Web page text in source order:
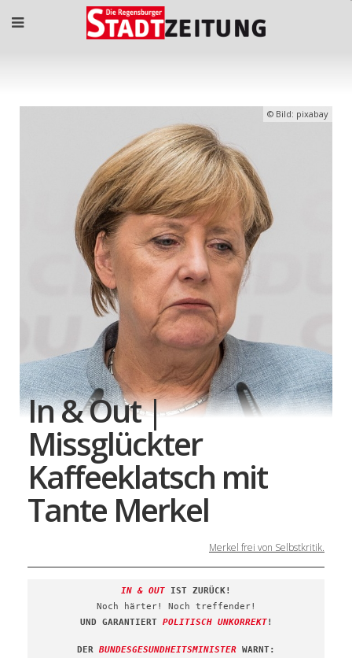
Bild: pixabay
In & Out |
Missglückter
Kaffeeklatsch mit
Tante Merkel
Merkel frei von Selbstkritik.
IN & OUT IST ZURÜCK!
Noch härter! Noch treffender!
UND GARANTIERT POLITISCH UNKORREKT!
DER BUNDESGESUNDHEITSMINISTER WARNT: